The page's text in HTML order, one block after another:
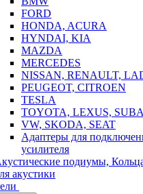
FORD
HONDA, ACURA
HYNDAI, KIA
MAZDA
MERCEDES
NISSAN, RENAULT,
PEUGEOT, CITROEN
TESLA
TOYOTA, LEXUS,
VW, SKODA, SEAT
Адаптеры для
усилителя
подиумы,
акустики